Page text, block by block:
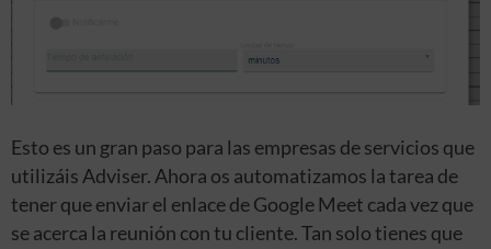
Esto es un gran paso para las empresas de servicios que
utilizáis Adviser. Ahora os automatizamos la tarea de
tener que enviar el enlace de Google Meet cada vez que
se acerca la reunión con tu cliente. Tan solo tienes que